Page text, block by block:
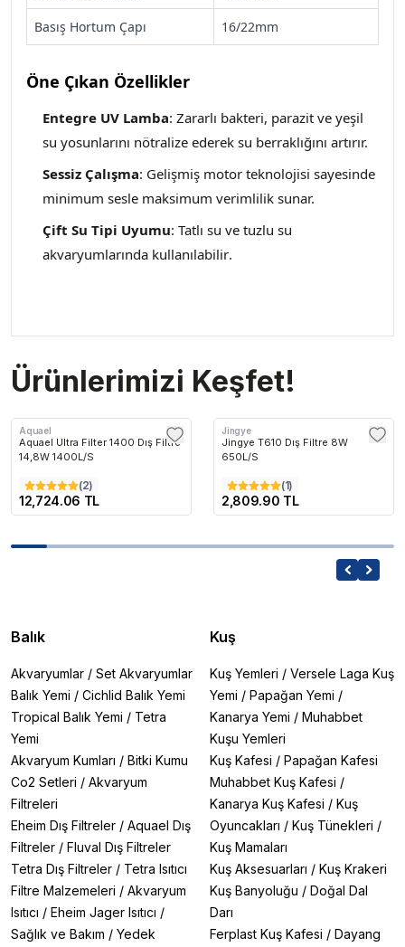
Basış Hortum Çapı 16/22mm
Öne Çıkan Özellikler
Entegre UV Lamba: Zararlı bakteri, parazit ve yeşil
su yosunlarını nötralize ederek su berraklığını artırır.
Sessiz Çalışma: Gelişmiş motor teknolojisi sayesinde
minimum sesle maksimum verimlilik sunar.
Çift Su Tipi Uyumu: Tatlı su ve tuzlu su
akvaryumlarında kullanılabilir.
Ürünlerimizi Keşfet!
Aquael
Aquael Ultra Filter 1400 Dış Filtre
14,8W 1400L/S
(2)
12,724.06 TL
Jingye
Jingye T610 Dış Filtre 8W
650L/S
(1)
2,809.90 TL
Balık
Akvaryumlar / Set Akvaryumlar
Balık Yemi / Cichlid Balık Yemi
Tropical Balık Yemi / Tetra
Yemi
Akvaryum Kumları / Bitki Kumu
Co2 Setleri / Akvaryum
Filtreleri
Eheim Dış Filtreler / Aquael Dış
Filtreler / Fluval Dış Filtreler
Tetra Dış Filtreler / Tetra Isıtıcı
Filtre Malzemeleri / Akvaryum
Isıtıcı / Eheim Jager Isıtıcı /
Sağlık ve Bakım / Yedek
Kuş
Kuş Yemleri / Versele Laga Kuş
Yemi / Papağan Yemi /
Kanarya Yemi / Muhabbet
Kuşu Yemleri
Kuş Kafesi / Papağan Kafesi
Muhabbet Kuş Kafesi /
Kanarya Kuş Kafesi / Kuş
Oyuncakları / Kuş Tünekleri /
Kuş Mamaları
Kuş Aksesuarları / Kuş Krakeri
Kuş Banyoluğu / Doğal Dal
Darı
Ferplast Kuş Kafesi / Dayang